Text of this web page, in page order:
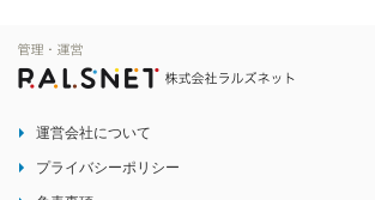
運営会社について
プライバシーポリシー